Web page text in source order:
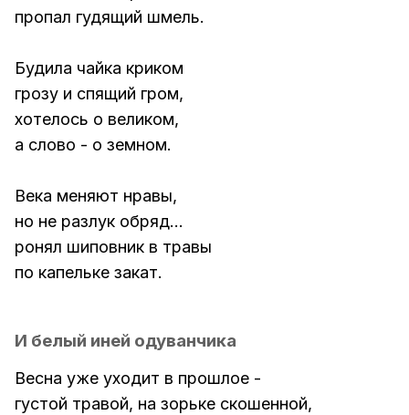
пропал гудящий шмель.
Будила чайка криком
грозу и спящий гром,
хотелось о великом,
а слово - о земном.
Века меняют нравы,
но не разлук обряд...
ронял шиповник в травы
по капельке закат.
И белый иней одуванчика
Весна уже уходит в прошлое -
густой травой, на зорьке скошенной,